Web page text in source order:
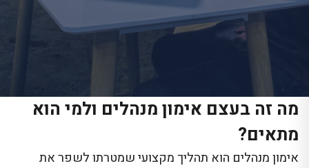
מה זה בעצם אימון מנהלים ולמי הוא
מתאים?
אימון מנהלים הוא תהליך מקצועי שמטרתו לשפר את